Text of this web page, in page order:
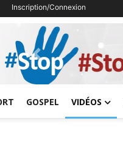
Inscription/Connexion
Previous
GOSPEL VIDÉOS